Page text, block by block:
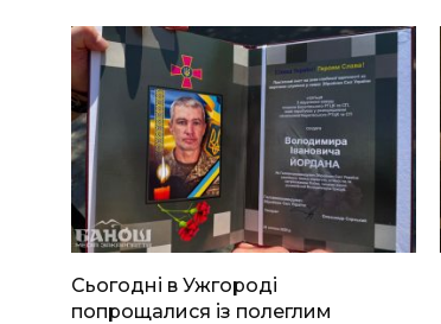
Сьогодні в Ужгороді
попрощалися із полеглим